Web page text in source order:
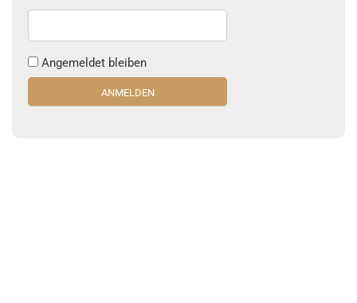
Angemeldet bleiben